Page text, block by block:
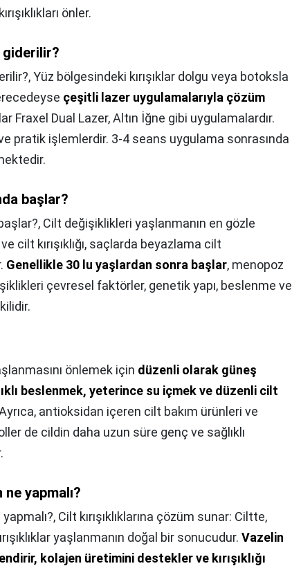
önler.
giderilir?
Yüz bölgesindeki kırışıklar dolgu veya botoksla
çeşitli lazer uygulamalarıyla çözüm
Fraxel Dual Lazer, Altın İğne gibi uygulamalardır.
pratik işlemlerdir. 3-4 seans uygulama sonrasında
başlar?
Cilt değişiklikleri yaşlanmanın en gözle
cilt kırışıklığı, saçlarda beyazlama cilt
Genellikle 30 lu yaşlardan sonra başlar, menopoz
çevresel faktörler, genetik yapı, beslenme ve
önlemek için düzenli olarak güneş
beslenmek, yeterince su içmek ve düzenli cilt
antioksidan içeren cilt bakım ürünleri ve
de cildin daha uzun süre genç ve sağlıklı
yapmalı?
Cilt kırışıklıklarına çözüm sunar: Ciltte,
yaşlanmanın doğal bir sonucudur. Vazelin
kolajen üretimini destekler ve kırışıklığı